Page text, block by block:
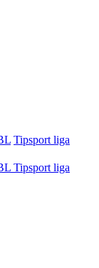
Tipsport liga
Tipsport liga